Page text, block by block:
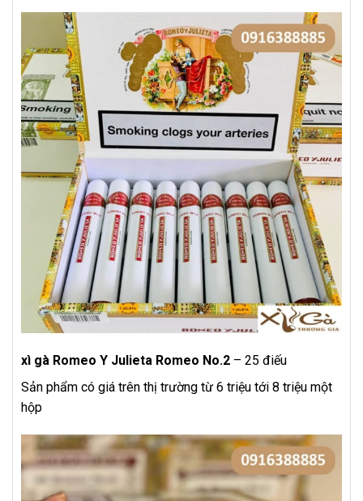
xì gà Romeo Y Julieta Romeo No.2 – 25 điếu
Sản phẩm có giá trên thị trường từ 6 triệu tới 8 triệu một
hộp